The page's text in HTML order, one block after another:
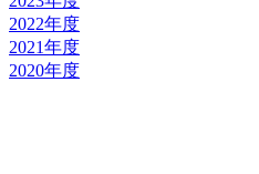
2022年度
2021年度
2020年度